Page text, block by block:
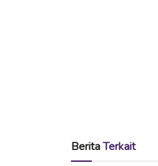
BeritaTerkait